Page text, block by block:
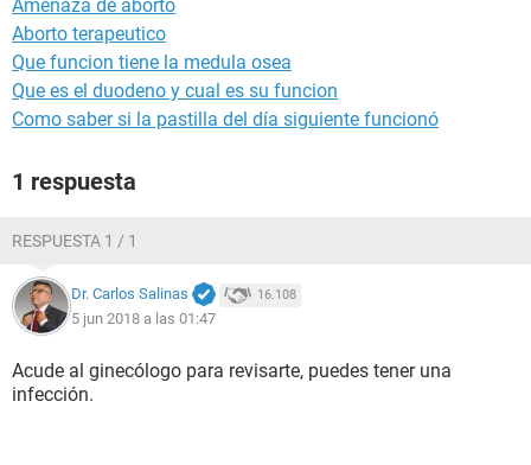
Amenaza de aborto
Aborto terapeutico
Que funcion tiene la medula osea
Que es el duodeno y cual es su funcion
Como saber si la pastilla del día siguiente funcionó
1 respuesta
RESPUESTA 1 / 1
Dr. Carlos Salinas 16.108
5 jun 2018 a las 01:47
Acude al ginecólogo para revisarte, puedes tener una
infección.